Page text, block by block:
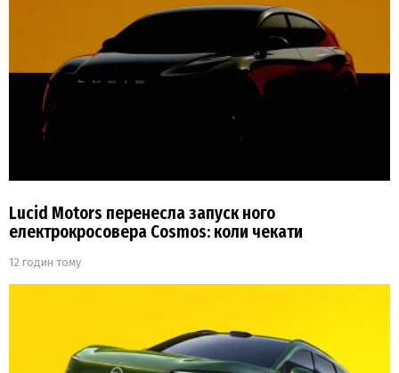
Lucid Motors перенесла запуск ного
електрокросовера Cosmos: коли чекати
12 годин тому